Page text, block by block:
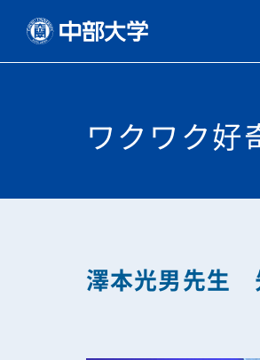
ワクワク
澤本光男先生
科学